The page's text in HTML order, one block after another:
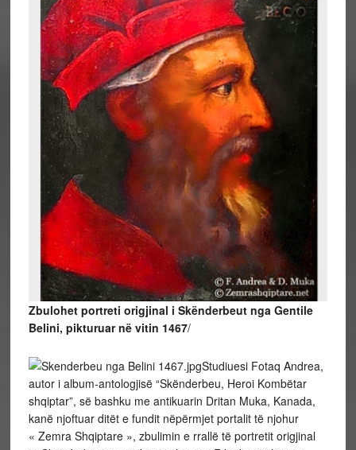
Zbulohet portreti origjinal i Skënderbeut nga Gentile
Belini, pikturuar në vitin 1467/
Studiuesi Fotaq Andrea,
autor i album-antologjisë “Skënderbeu, Heroi Kombëtar
shqiptar”, së bashku me antikuarin Dritan Muka, Kanada,
kanë njoftuar ditët e fundit nëpërmjet portalit të njohur
« Zemra Shqiptare », zbulimin e rrallë të portretit origjinal